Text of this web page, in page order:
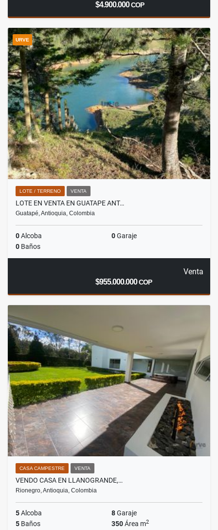
$4.900.000COP
URVE
LOTE / TERRENO VENTA
LOTE EN VENTA EN GUATAPE ANT…
Guatapé, Antioquia, Colombia
0Alcoba 0Garaje
0 Baños
Venta
$955.000.000COP
CASA CAMPESTRE VENTA
VENDO CASA EN LLANOGRANDE,…
Rionegro, Antioquia, Colombia
5Alcoba 8Garaje
5 Baños 350Área m2